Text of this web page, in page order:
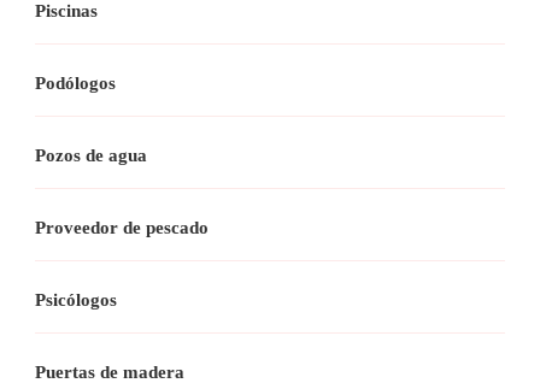
Piscinas
Podólogos
Pozos de agua
Proveedor de pescado
Psicólogos
Puertas de madera